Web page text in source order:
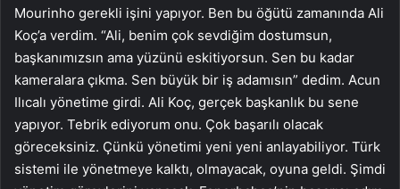
Mourinho gerekli işini yapıyor. Ben bu öğütü zamanında Ali
Koç’a verdim. “Ali, benim çok sevdiğim dostumsun,
başkanımızsın ama yüzünü eskitiyorsun. Sen bu kadar
kameralara çıkma. Sen büyük bir iş adamısın” dedim. Acun
Ilıcalı yönetime girdi. Ali Koç, gerçek başkanlık bu sene
yapıyor. Tebrik ediyorum onu. Çok başarılı olacak
göreceksiniz. Çünkü yönetimi yeni yeni anlayabiliyor. Türk
sistemi ile yönetmeye kalktı, olmayacak, oyuna geldi. Şimdi